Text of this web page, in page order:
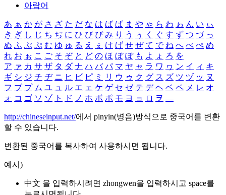
아랍어
あ ぁ か が さ ざ た だ な は ば ぱ ま や ゃ ら わ ゎ ん い ぃ
き ぎ し じ ち ぢ に ひ び ぴ み り う ぅ く ぐ す ず つ づ っ
ぬ ふ ぶ ぷ む ゆ ゅ る え ぇ け げ せ ぜ て で ね へ べ ぺ め
れ お ぉ こ ご そ ぞ と ど の ほ ぼ ぽ も よ ょ ろ を
ア ァ カ サ ザ タ ダ ナ ハ バ パ マ ヤ ャ ラ ワ ヮ ン イ ィ キ
ギ シ ジ チ ヂ ニ ヒ ビ ピ ミ リ ウ ゥ ク グ ス ズ ツ ヅ ッ ヌ
フ ブ プ ム ユ ュ ル エ ェ ケ ゲ セ ゼ テ デ ヘ ベ ペ メ レ オ
ォ コ ゴ ソ ゾ ト ド ノ ホ ボ ポ モ ヨ ョ ロ ヲ ―
http://chineseinput.net/에서 pinyin(병음)방식으로 중국어를 변환
할 수 있습니다.
변환된 중국어를 복사하여 사용하시면 됩니다.
예시)
中文 을 입력하시려면 zhongwen을 입력하시고 space를